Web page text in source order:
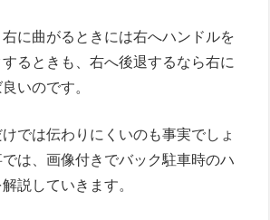
に曲がるときには右へハンドルを
るときも、右へ後退するなら右に
いのです。
では伝わりにくいのも事実でしょ
は、画像付きでバック駐車時のハ
説していきます。